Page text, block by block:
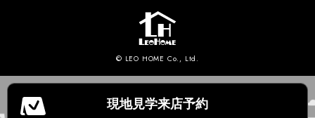
© LEO HOME Co., Ltd.
現地見学来店予約